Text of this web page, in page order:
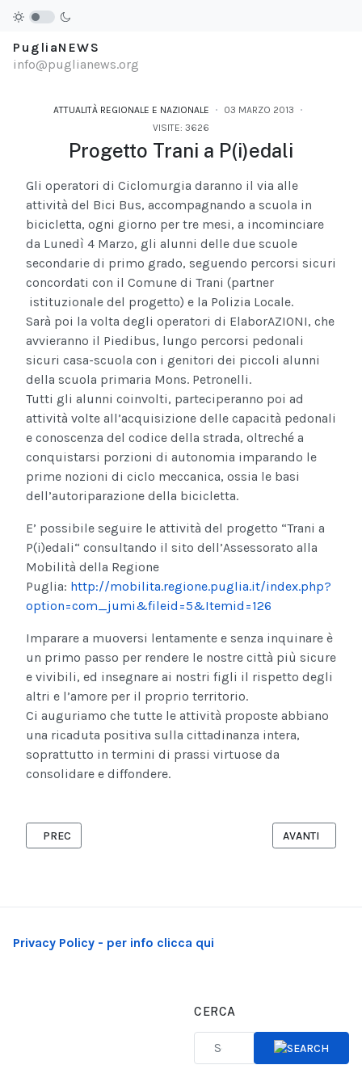
PugliaNEWS
info@puglianews.org
ATTUALITÀ REGIONALE E NAZIONALE
03 MARZO 2013
VISITE: 3626
Progetto Trani a P(i)edali
Gli operatori di Ciclomurgia daranno il via alle
attività del Bici Bus, accompagnando a scuola in
bicicletta, ogni giorno per tre mesi, a incominciare
da Lunedì 4 Marzo, gli alunni delle due scuole
secondarie di primo grado, seguendo percorsi sicuri
concordati con il Comune di Trani (partner
istituzionale del progetto) e la Polizia Locale.
Sarà poi la volta degli operatori di ElaborAZIONI, che
avvieranno il Piedibus, lungo percorsi pedonali
sicuri casa-scuola con i genitori dei piccoli alunni
della scuola primaria Mons. Petronelli.
Tutti gli alunni coinvolti, parteciperanno poi ad
attività volte all’acquisizione delle capacità pedonali
e conoscenza del codice della strada, oltreché a
conquistarsi porzioni di autonomia imparando le
prime nozioni di ciclo meccanica, ossia le basi
dell’autoriparazione della bicicletta.
E’ possibile seguire le attività del progetto “Trani a
P(i)edali“ consultando il sito dell’Assessorato alla
Mobilità della Regione
Puglia: http://mobilita.regione.puglia.it/index.php?
option=com_jumi&fileid=5&Itemid=126
Imparare a muoversi lentamente e senza inquinare è
un primo passo per rendere le nostre città più sicure
e vivibili, ed insegnare ai nostri figli il rispetto degli
altri e l’amore per il proprio territorio.
Ci auguriamo che tutte le attività proposte abbiano
una ricaduta positiva sulla cittadinanza intera,
soprattutto in termini di prassi virtuose da
consolidare e diffondere.
ARTICOLO PRECEDENTE: COMMERCIO, DA OGGI LA RICHIESTA
PREC ARTICOLO
AVANTI
Privacy Policy - per info clicca qui
CERCA